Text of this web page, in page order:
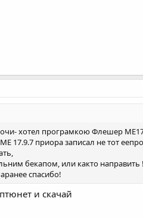
хотел програмкою Флешер
17.9.7 приора записал не тот
бекапом, или както направить !
спасибо!
и скачай